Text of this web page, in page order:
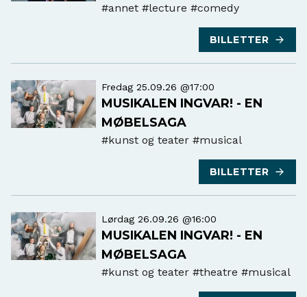
#annet #lecture #comedy
BILLETTER
Fredag 25.09.26 @17:00
MUSIKALEN INGVAR! - EN
MØBELSAGA
#kunst og teater #musical
BILLETTER
Lørdag 26.09.26 @16:00
MUSIKALEN INGVAR! - EN
MØBELSAGA
#kunst og teater #theatre #musical